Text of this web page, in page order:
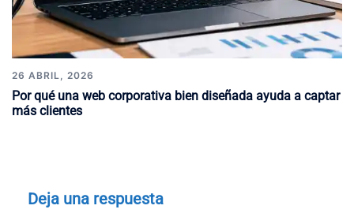
26 ABRIL, 2026
Por qué una web corporativa bien diseñada ayuda a captar
más clientes
Deja una respuesta